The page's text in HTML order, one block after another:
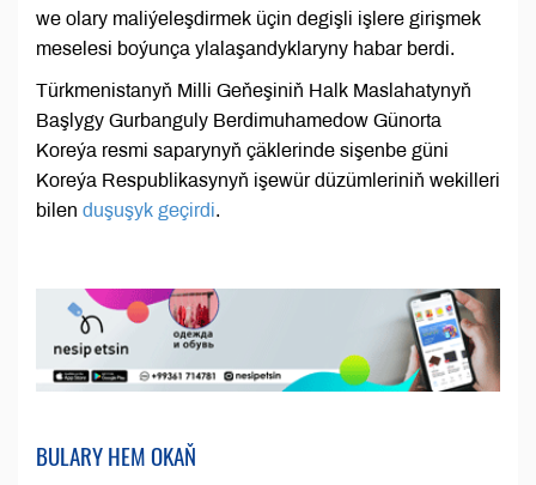
we olary maliýeleşdirmek üçin degişli işlere girişmek
meselesi boýunça ylalaşandyklaryny habar berdi.
Türkmenistanyň Milli Geňeşiniň Halk Maslahatynyň
Başlygy Gurbanguly Berdimuhamedow Günorta
Koreýa resmi saparynyň çäklerinde sişenbe güni
Koreýa Respublikasynyň işewür düzümleriniň wekilleri
bilen duşuşyk geçirdi.
BULARY HEM OKAŇ